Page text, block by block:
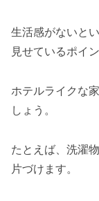
生活感がないと
見せているポイ
ホテルライクな
しょう。
たとえば、洗濯
片づけます。